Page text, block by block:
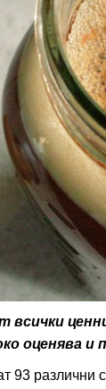
оценява и
93 различни